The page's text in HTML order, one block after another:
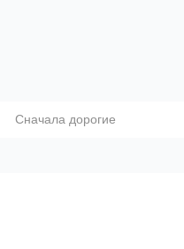
Сначала дорогие